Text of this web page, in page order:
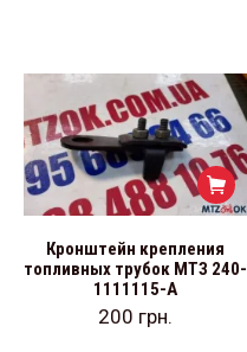
Кронштейн крепления
топливных трубок МТЗ 240-
1111115-А
200 грн.